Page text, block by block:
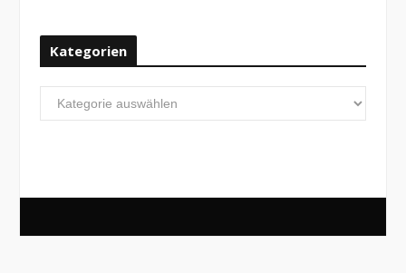
Kategorien
Kategorien